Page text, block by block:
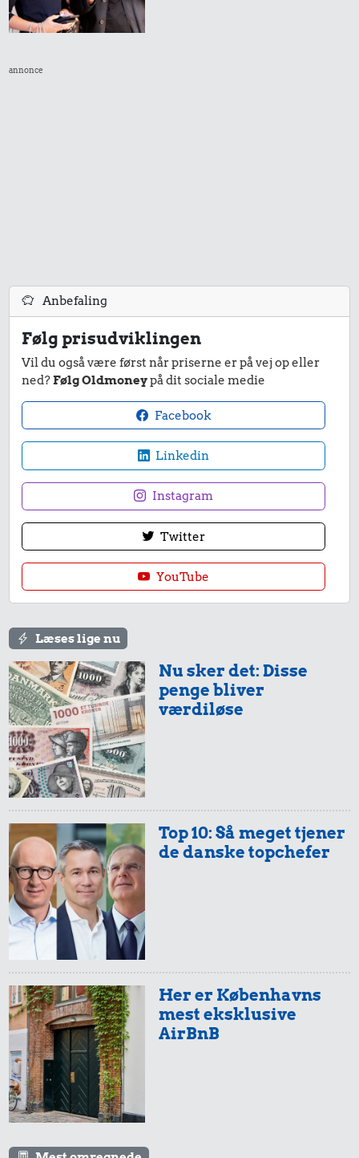
annonce
Anbefaling
Følg prisudviklingen
Vil du også være først når priserne er på vej op eller
ned?Følg Oldmoneypå dit sociale medie
Facebook
Linkedin
Instagram
Twitter
YouTube
Læses lige nu
Nu sker det: Disse
penge bliver
værdiløse
Top 10: Så meget tjener
de danske topchefer
Her er Københavns
mest eksklusive
AirBnB